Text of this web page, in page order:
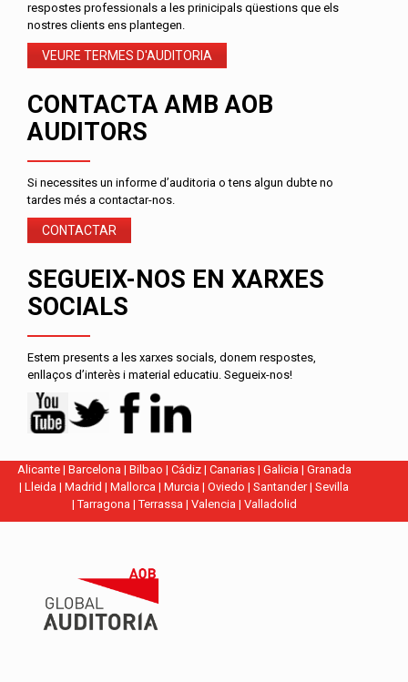
respostes professionals a les prinicipals qüestions que els
nostres clients ens plantegen.
VEURE TERMES D'AUDITORIA
CONTACTA AMB AOB
AUDITORS
Si necessites un informe d’auditoria o tens algun dubte no
tardes més a contactar-nos.
CONTACTAR
SEGUEIX-NOS EN XARXES
SOCIALS
Estem presents a les xarxes socials, donem respostes,
enllaços d’interès i material educatiu. Segueix-nos!
Alicante| Barcelona | Bilbao | Cádiz| Canarias| Galicia | Granada
|Lleida |Madrid |Mallorca |Murcia |Oviedo |Santander|Sevilla
|Tarragona |Terrassa | Valencia | Valladolid